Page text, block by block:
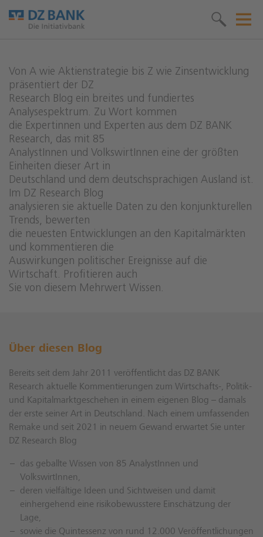
Von A wie Aktienstrategie bis Z wie Zinsentwicklung
präsentiert der DZ
Research Blog ein breites und fundiertes
Analysespektrum. Zu Wort kommen
die Expertinnen und Experten aus dem DZ BANK
Research, das mit 85
AnalystInnen und VolkswirtInnen eine der größten
Einheiten dieser Art in
Deutschland und dem deutschsprachigen Ausland ist.
Im DZ Research Blog
analysieren sie aktuelle Daten zu den konjunkturellen
Trends, bewerten
die neuesten Entwicklungen an den Kapitalmärkten
und kommentieren die
Auswirkungen politischer Ereignisse auf die
Wirtschaft. Profitieren auch
Sie von diesem Mehrwert Wissen.
Über diesen Blog
Bereits seit dem Jahr 2011 veröffentlicht das DZ BANK
Research aktuelle Kommentierungen zum Wirtschafts-, Politik-
und Kapitalmarktgeschehen in einem eigenen Blog – damals
der erste seiner Art in Deutschland. Nach einem umfassenden
Remake und seit 2021 in neuem Gewand erwartet Sie unter
DZ Research Blog
das geballte Wissen von 85 AnalystInnen und
VolkswirtInnen,
deren vielfältige Ideen und Sichtweisen und damit
einhergehend eine risikobewusstere Einschätzung der
Lage,
sowie die Quintessenz von rund 12.000 Veröffentlichungen